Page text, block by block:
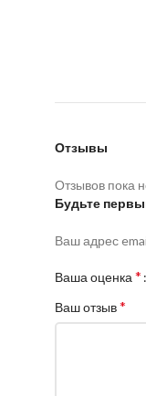
Отзывы
Отзывов пока
Будьте
Ваш адрес
Ваша оценка *
Ваш отзыв*